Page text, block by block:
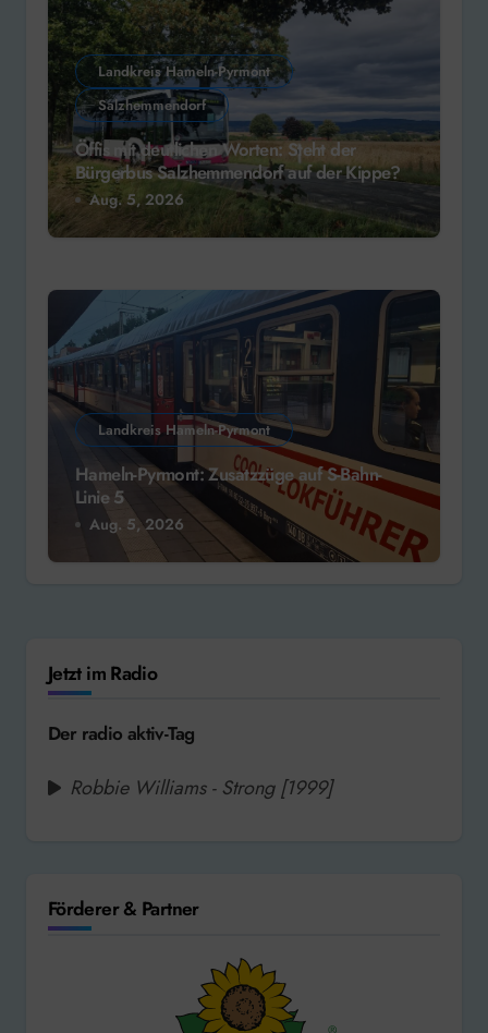
Landkreis Hameln-Pyrmont
Salzhemmendorf
Öffis mit deutlichen Worten: Steht der
Bürgerbus Salzhemmendorf auf der Kippe?
Aug. 5, 2026
Landkreis Hameln-Pyrmont
Hameln-Pyrmont: Zusatzzüge auf S-Bahn-
Linie 5
Aug. 5, 2026
Jetzt im Radio
Der radio aktiv-Tag
Robbie Williams - Strong [1999]
Förderer & Partner